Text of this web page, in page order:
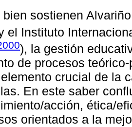
bien sostienen
el Instituto
), la gestión
de procesos
crucial de la
En este saber
acción, ética/
orientados a la